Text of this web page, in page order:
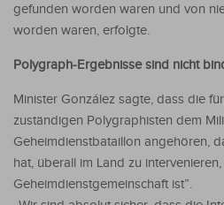
gefunden worden waren und von
worden waren, erfolgte.
Polygraph-Ergebnisse sind nicht
Minister González sagte, dass die
zuständigen Polygraphisten dem
Geheimdienstbataillon angehören,
hat, überall im Land zu
Geheimdienstgemeinschaft ist”.